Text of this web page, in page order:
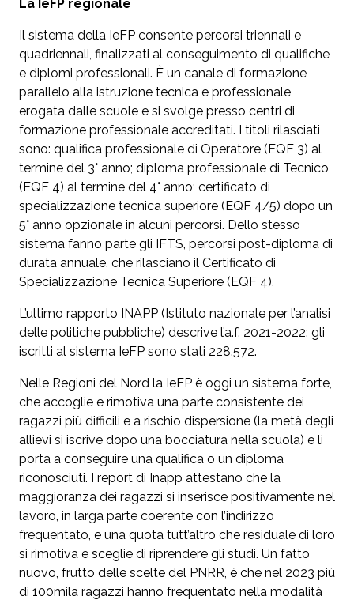
La IeFP regionale
Il sistema della IeFP consente percorsi triennali e
quadriennali, finalizzati al conseguimento di qualifiche
e diplomi professionali. È un canale di formazione
parallelo alla istruzione tecnica e professionale
erogata dalle scuole e si svolge presso centri di
formazione professionale accreditati. I titoli rilasciati
sono: qualifica professionale di Operatore (EQF 3) al
termine del 3° anno; diploma professionale di Tecnico
(EQF 4) al termine del 4° anno; certificato di
specializzazione tecnica superiore (EQF 4/5) dopo un
5° anno opzionale in alcuni percorsi. Dello stesso
sistema fanno parte gli IFTS, percorsi post-diploma di
durata annuale, che rilasciano il Certificato di
Specializzazione Tecnica Superiore (EQF 4).
L’ultimo rapporto INAPP (Istituto nazionale per l’analisi
delle politiche pubbliche) descrive l’a.f. 2021-2022: gli
iscritti al sistema IeFP sono stati 228.572.
Nelle Regioni del Nord la IeFP è oggi un sistema forte,
che accoglie e rimotiva una parte consistente dei
ragazzi più difficili e a rischio dispersione (la metà degli
allievi si iscrive dopo una bocciatura nella scuola) e li
porta a conseguire una qualifica o un diploma
riconosciuti. I report di Inapp attestano che la
maggioranza dei ragazzi si inserisce positivamente nel
lavoro, in larga parte coerente con l’indirizzo
frequentato, e una quota tutt’altro che residuale di loro
si rimotiva e sceglie di riprendere gli studi. Un fatto
nuovo, frutto delle scelte del PNRR, è che nel 2023 più
di 100mila ragazzi hanno frequentato nella modalità